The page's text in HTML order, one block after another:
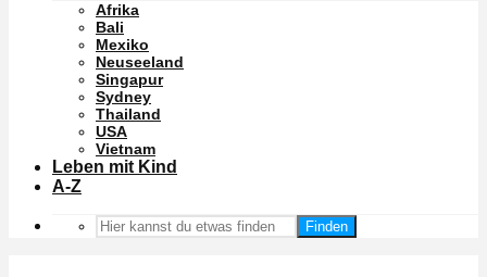
Afrika
Bali
Mexiko
Neuseeland
Singapur
Sydney
Thailand
USA
Vietnam
Leben mit Kind
A-Z
Finden